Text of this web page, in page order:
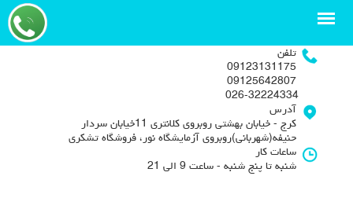
تلفن
09123131175
09125642807
آدرس
کرج - خیابان بهشتی روبروی کلانتری 11خیابان سردار
حنیفه(شهربانی)روبروی آزمایشگاه نور، فروشگاه تشکری
ساعات کار
شنبه تا پنج شنبه - ساعت 9 الی 21